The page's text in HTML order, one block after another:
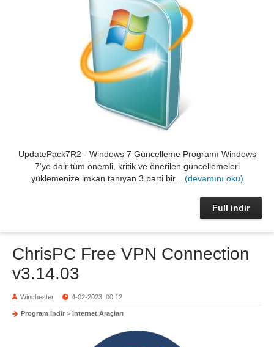
UpdatePack7R2 - Windows 7 Güncelleme Programı Windows
7'ye dair tüm önemli, kritik ve önerilen güncellemeleri
yüklemenize imkan tanıyan 3.parti bir.... (devamını oku)
Full indir
ChrisPC Free VPN Connection
v3.14.03
Winchester 4-02-2023, 00:12
Program indir > İnternet Araçları